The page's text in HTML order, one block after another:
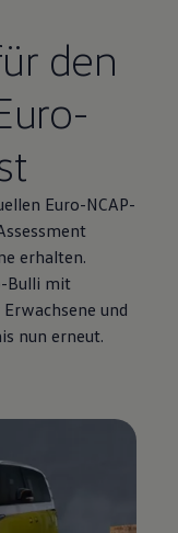
den
Euro-NCAP-
erhalten.
Bulli mit
und
nun erneut.